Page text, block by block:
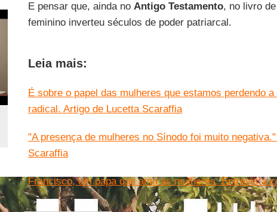
E pensar que, ainda no Antigo Testamento, no livro de
feminino inverteu séculos de poder patriarcal.
Leia mais:
É sobre o papel das mulheres que estamos perdendo
radical. Artigo de Lucetta Scaraffia
"A presença de mulheres no Sínodo foi muito
Scaraffia
Francisco, um papa que ama as mulheres. Entrevista